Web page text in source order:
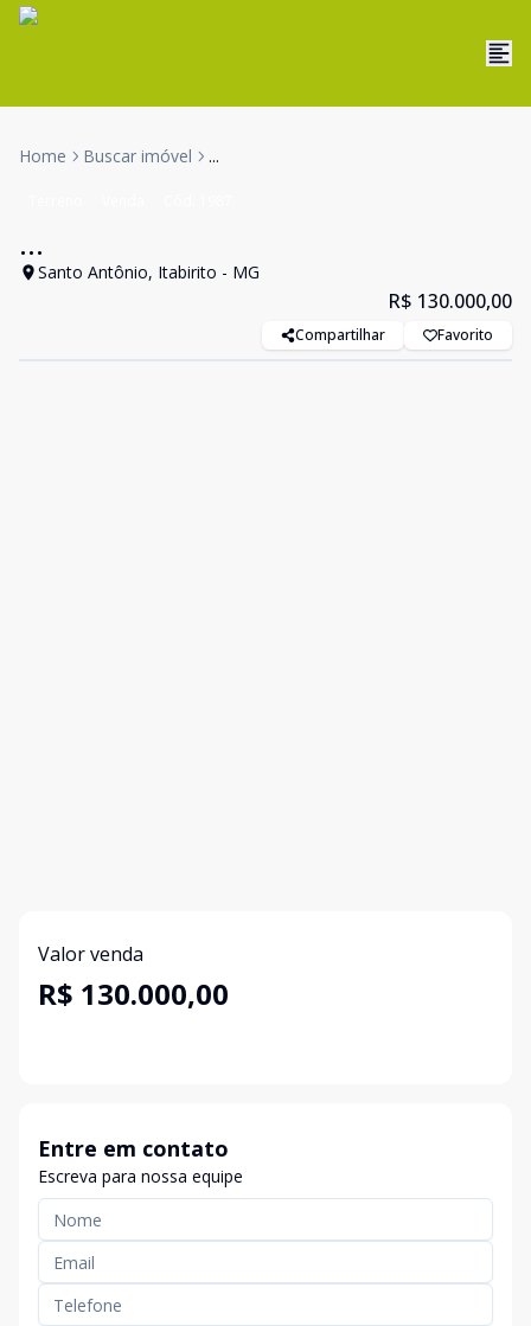
Home Buscar imóvel ...
...
Santo Antônio, Itabirito - MG
R$ 130.000,00
Compartilhar Favorito
Valor venda
R$ 130.000,00
Entre em contato
Escreva para nossa equipe